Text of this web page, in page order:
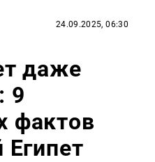
24.09.2025, 06:30
даже
9
фактов